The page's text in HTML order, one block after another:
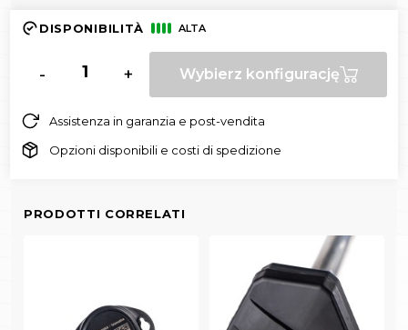
DISPONIBILITÀ ALTA
- + Wybierz konfigurację
Assistenza in garanzia e post-vendita
Opzioni disponibili e costi di spedizione
PRODOTTI CORRELATI